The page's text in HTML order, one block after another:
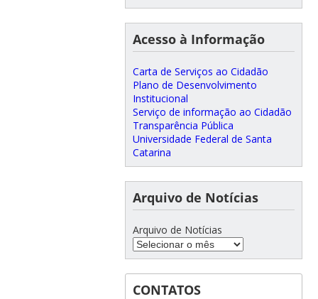
Acesso à Informação
Carta de Serviços ao Cidadão
Plano de Desenvolvimento
Institucional
Serviço de informação ao Cidadão
Transparência Pública
Universidade Federal de Santa
Catarina
Arquivo de Notícias
Arquivo de Notícias
CONTATOS